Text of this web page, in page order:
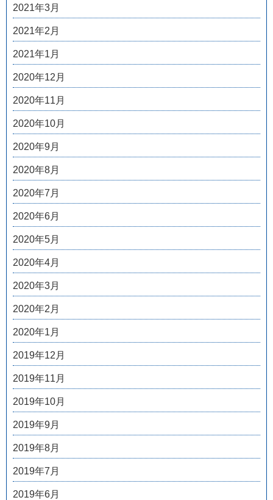
2021年3月
2021年2月
2021年1月
2020年12月
2020年11月
2020年10月
2020年9月
2020年8月
2020年7月
2020年6月
2020年5月
2020年4月
2020年3月
2020年2月
2020年1月
2019年12月
2019年11月
2019年10月
2019年9月
2019年8月
2019年7月
2019年6月